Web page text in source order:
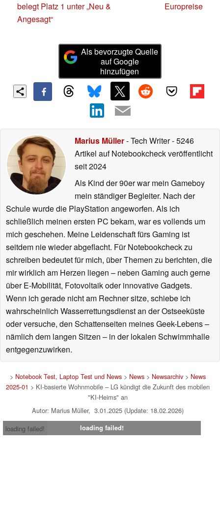
belegt Platz 1 unter „Neu &
Angesagt“
Europreise
Als bevorzugte Quelle
auf Google
hinzufügen
Marius Müller- Tech Writer- 5246
Artikel auf Notebookcheck veröffentlicht
seit 2024
Als Kind der 90er war mein Gameboy
mein ständiger Begleiter. Nach der
Schule wurde die PlayStation angeworfen. Als ich
schließlich meinen ersten PC bekam, war es vollends um
mich geschehen. Meine Leidenschaft fürs Gaming ist
seitdem nie wieder abgeflacht. Für Notebookcheck zu
schreiben bedeutet für mich, über Themen zu berichten, die
mir wirklich am Herzen liegen – neben Gaming auch gerne
über E-Mobilität, Fotovoltaik oder innovative Gadgets.
Wenn ich gerade nicht am Rechner sitze, schiebe ich
wahrscheinlich Wasserrettungsdienst an der Ostseeküste
oder versuche, den Schattenseiten meines Geek-Lebens –
nämlich dem langen Sitzen – in der lokalen Schwimmhalle
entgegenzuwirken.
> Notebook Test, Laptop Test und News> News> Newsarchiv> News
2025-01 > KI-basierte Wohnmobile – LG kündigt die Zukunft des mobilen
"KI-Heims" an
Autor: Marius Müller, 3.01.2025 (Update: 18.02.2026)
loading failed!
loading failed!